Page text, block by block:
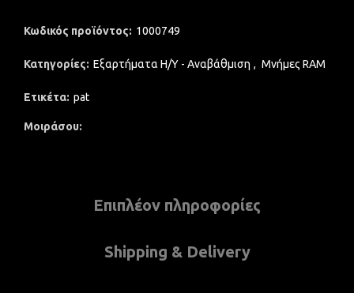
Κωδικός προϊόντος: 1000749
Κατηγορίες: Εξαρτήματα Η/Υ - Αναβάθμιση , Μνήμες RAM
Ετικέτα: pat
Μοιράσου
Επιπλέον πληροφορίες
Shipping & Delivery